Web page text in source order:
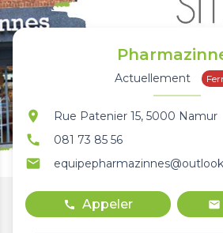
Actuellement
location_on Rue Patenier 15, 5000 Namur
call 081 73 85 56
email
call Appeler mail